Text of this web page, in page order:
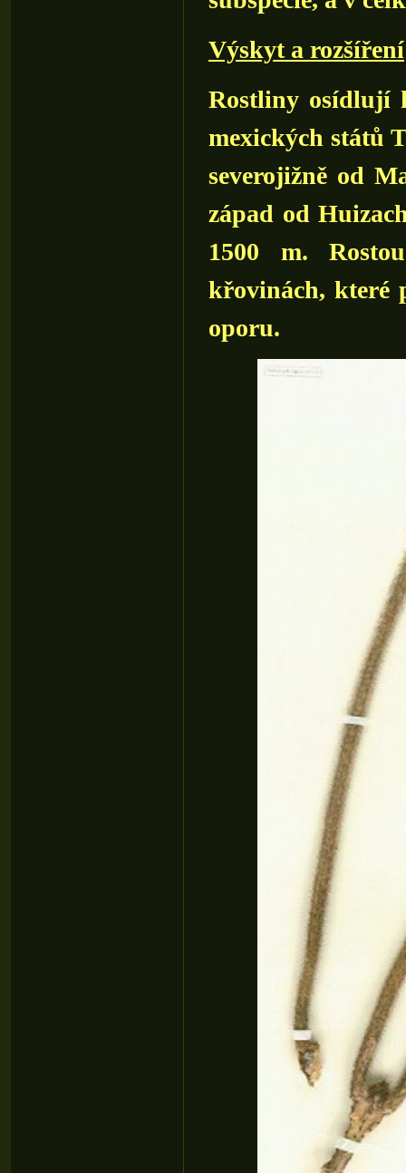
Výskyt a rozšíření
Rostliny osídlují
mexických států
severojižně od
západ od
1500 m.
křovinách, které
oporu.